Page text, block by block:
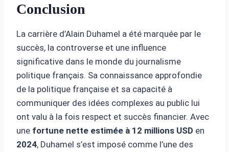
Conclusion
La carrière d’Alain Duhamel a été marquée par le
succès, la controverse et une influence
significative dans le monde du journalisme
politique français. Sa connaissance approfondie
de la politique française et sa capacité à
communiquer des idées complexes au public lui
ont valu à la fois respect et succès financier. Avec
une fortune nette estimée à 12 millions USD en
2024, Duhamel s’est imposé comme l’une des